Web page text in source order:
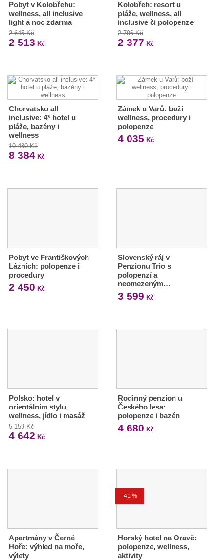
Pobyt v Kolobřehu:
wellness, all inclusive
light a noc zdarma
2 645 Kč
2 513 Kč
Kolobřeh: resort u
pláže, wellness, all
inclusive či polopenze
2 796 Kč
2 377 Kč
Chorvatsko all
inclusive: 4* hotel u
pláže, bazény i
wellness
10 480 Kč
8 384 Kč
Zámek u Varů: boží
wellness, procedury i
polopenze
4 035 Kč
Pobyt ve Františkových
Lázních: polopenze i
procedury
2 450 Kč
Slovenský ráj v
Penzionu Trio s
polopenzí a
neomezeným…
3 599 Kč
Polsko: hotel v
orientálním stylu,
wellness, jídlo i masáž
5 159 Kč
4 642 Kč
Rodinný penzion u
Českého lesa:
polopenze i bazén
4 680 Kč
Apartmány v Černé
Hoře: výhled na moře,
výlety
-41 %
Horský hotel na Oravě:
polopenze, wellness,
aktivity